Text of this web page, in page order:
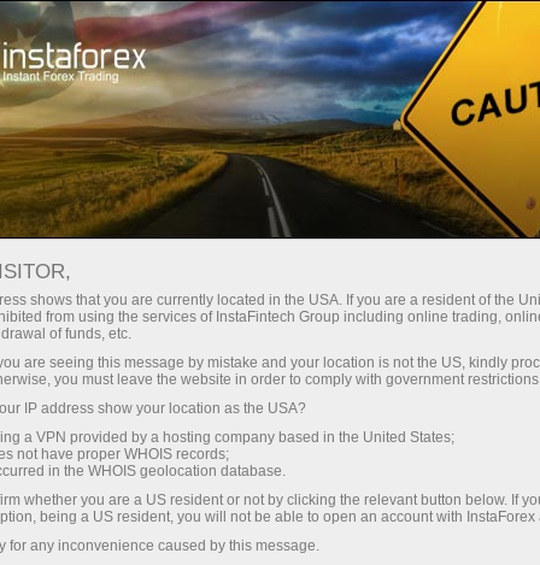
Para Traders
Condições de Negociações
Contas Segregadas
Contas Segregadas
Companhia InstaForex oferece a seus clientes
um serviço único - a abertura de contas
segregadas, fornecendo proteção ao capital do
cliente contra riscos de situação de força-maior
relacionadas à atividade da Companhia. No
senso aceito do termo, "conta segregada" é
armazenamento dos fundos do cliente
separados dos fundos da companhia. A
shows that you are currently located in the USA. If you are a resident of the
from using the services of InstaFintech Group including online trading,
of funds, etc.
are seeing this message by mistake and your location is not the US, kindly
you must leave the website in order to comply with government
IP address show your location as the USA?
a VPN provided by a hosting company based in the United States;
not have proper WHOIS records;
in the WHOIS geolocation database.
whether you are a US resident or not by clicking the relevant button below. If
being a US resident, you will not be able to open an account with InstaForex
for any inconvenience caused by this message.